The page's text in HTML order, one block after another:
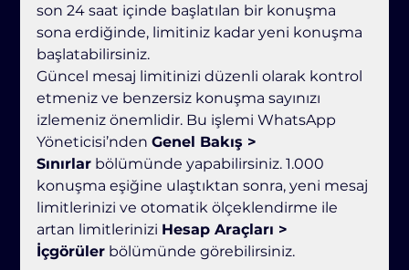
son 24 saat içinde başlatılan bir konuşma
sona erdiğinde, limitiniz kadar yeni konuşma
başlatabilirsiniz.
Güncel mesaj limitinizi düzenli olarak kontrol
etmeniz ve benzersiz konuşma sayınızı
izlemeniz önemlidir. Bu işlemi WhatsApp
Yöneticisi’nden Genel Bakış >
Sınırlar bölümünde yapabilirsiniz. 1.000
konuşma eşiğine ulaştıktan sonra, yeni mesaj
limitlerinizi ve otomatik ölçeklendirme ile
artan limitlerinizi Hesap Araçları >
İçgörüler bölümünde görebilirsiniz.